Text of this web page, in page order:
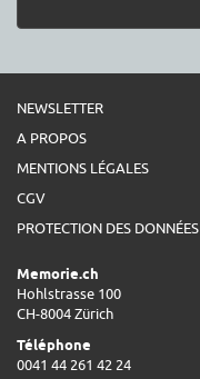
NEWSLETTER
A PROPOS
MENTIONS LÉGALES
CGV
PROTECTION DES DONNÉES
Memorie.ch
Hohlstrasse 100
CH-8004 Zürich
Téléphone
0041 44 261 42 24